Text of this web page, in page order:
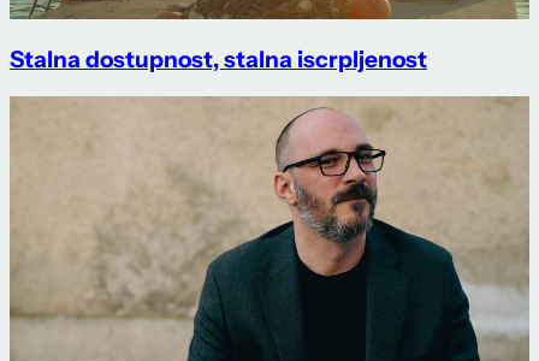
Stalna dostupnost, stalna iscrpljenost